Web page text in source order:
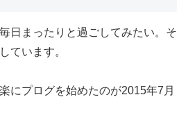
日まったりと過ごしてみたい。そ
ています。
にプログを始めたのが2015年7月